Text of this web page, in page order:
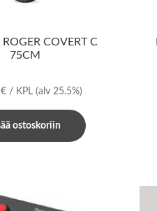
COVERT C
75CM
€/ KPL (alv 25.5%)
ostoskoriin